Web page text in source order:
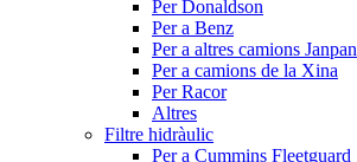
Per Donaldson
Per a Benz
Per a altres camions Janpan
Per a camions de la Xina
Per Racor
Altres
Filtre hidràulic
Per a Cummins Fleetguard